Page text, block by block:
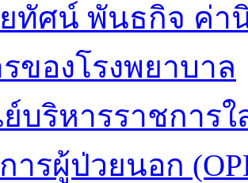
ทัศน์ พันธกิจ ค่า
ของโรงพยาบาล
บริหารราชการใ
ารผู้ป่วยนอก